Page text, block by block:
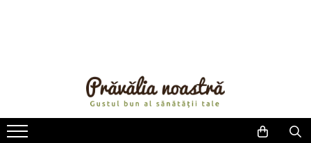
ULEIURI ȘI UNTURI
MĂSLINE